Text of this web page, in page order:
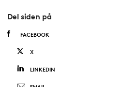
Del siden på
FACEBOOK
X
LINKEDIN